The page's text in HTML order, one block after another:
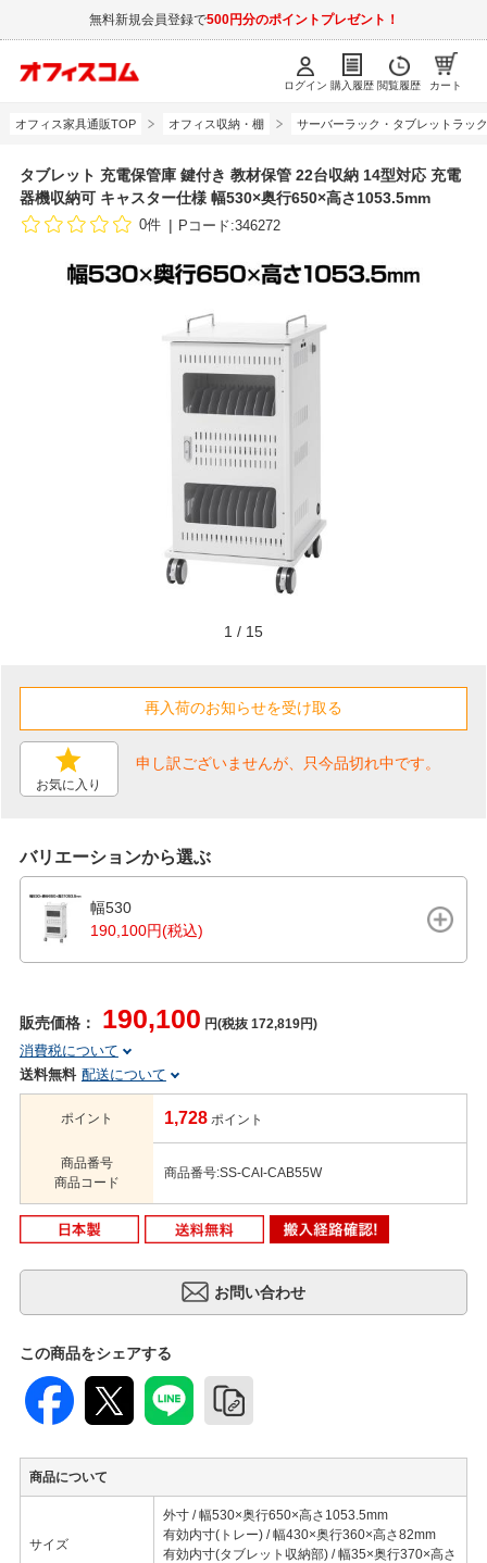
無料新規会員登録で500円分のポイントプレゼント！
ログイン 購入履歴 閲覧履歴 カート
オフィス家具通販TOP オフィス収納・棚 サーバーラック・タブレットラッ
タブレット 充電保管庫 鍵付き 教材保管 22台収納 14型対応 充電
器機収納可 キャスター仕様 幅530×奥行650×高さ1053.5mm
0件 Pコード:346272
1 / 15
お気に入り
申し訳ございませんが、只今品切れ中です。
バリエーションから選ぶ
幅530
190,100円(税込)
販売価格： 190,100 円(税抜 172,819円)
消費税について
送料無料 配送について
ポイント 1,728 ポイント
商品番号
商品コード
商品番号:SS-CAI-CAB55W
この商品をシェアする
商品について
サイズ
外寸 / 幅530×奥行650×高さ1053.5mm
有効内寸(トレー) / 幅430×奥行360×高さ82mm
有効内寸(タブレット収納部) / 幅35×奥行370×高さ